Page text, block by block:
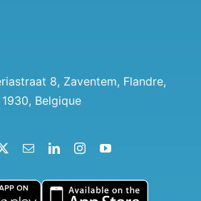
8, Zaventem, Flandre,
1930, Belgique
EmailLinkedInInstagramYouTube